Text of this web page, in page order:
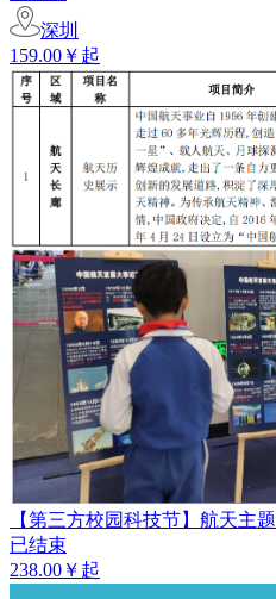
深圳
159.00￥起
【第三方校园科技节】航天主
已结束
238.00￥起